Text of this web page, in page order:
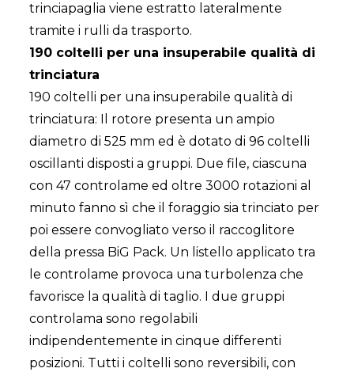
trinciapaglia viene estratto lateralmente
tramite i rulli da trasporto.
190 coltelli per una insuperabile qualità di
trinciatura
190 coltelli per una insuperabile qualità di
trinciatura: Il rotore presenta un ampio
diametro di 525 mm ed è dotato di 96 coltelli
oscillanti disposti a gruppi. Due file, ciascuna
con 47 controlame ed oltre 3000 rotazioni al
minuto fanno sì che il foraggio sia trinciato per
poi essere convogliato verso il raccoglitore
della pressa BiG Pack. Un listello applicato tra
le controlame provoca una turbolenza che
favorisce la qualità di taglio. I due gruppi
controlama sono regolabili
indipendentemente in cinque differenti
posizioni. Tutti i coltelli sono reversibili, con